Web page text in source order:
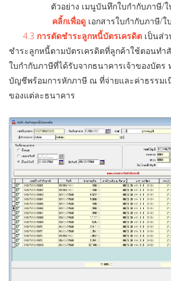
ตัวอย่าง เมนูบันทึกใบกำกับภาษี/ใ
คลิ้กเพื่อดู เอกสารใบกำกับภาษี/ใ
4.3 การตัดชำระลูกหนี้บัตรเครดิต เป็นส่
ชำระลูกหนี้ตามบัตรเครดิตที่ลูกค้าใช้ตอนท
ใบกำกับภาษีที่ได้รับจากธนาคารเจ้าของบัตร
บัญชีพร้อมการหักภาษี ณ ที่จ่ายและค่าธรรมเ
ของแต่ละธนาคาร